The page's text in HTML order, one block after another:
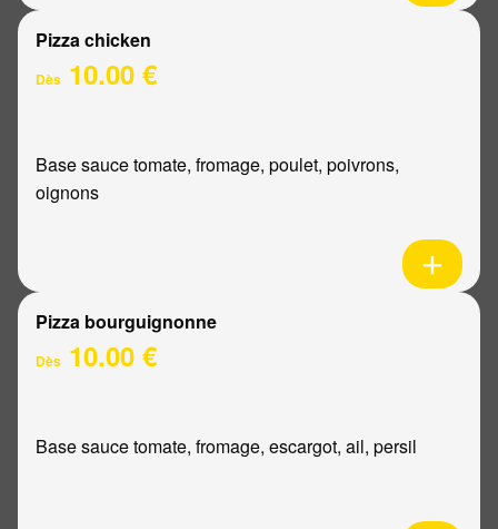
Pizza chicken
Dès 10.00 €
Base sauce tomate, fromage, poulet, poivrons,
oignons
Pizza bourguignonne
Dès 10.00 €
Base sauce tomate, fromage, escargot, ail, persil